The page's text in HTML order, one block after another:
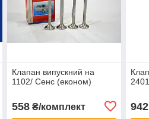
Клапан випускний на
1102/ Сенс (економ)
558₴/комплект 942